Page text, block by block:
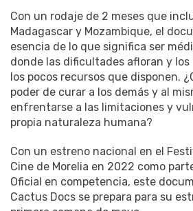
Con un rodaje de 2 meses que
Madagascar y Mozambique, el
esencia de lo que significa ser
donde las dificultades afloran y
los pocos recursos que disponen.
poder de curar a los demás y al
enfrentarse a las limitaciones y
propia naturaleza humana?
Con un estreno nacional en el
Cine de Morelia en 2022 como
Oficial en competencia, este
Cactus Docs se prepara para su